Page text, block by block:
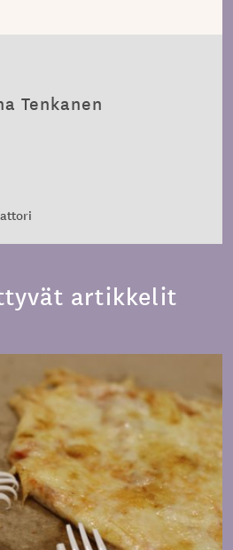
Tenkanen
artikkelit